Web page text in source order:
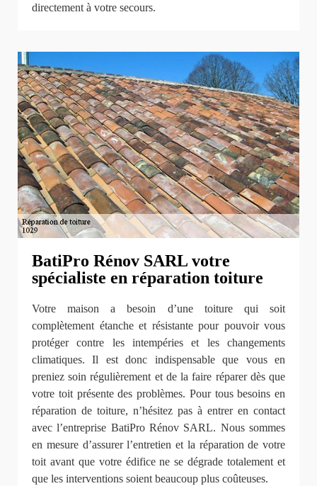
directement à votre secours.
BatiPro Rénov SARL votre
spécialiste en réparation toiture
Votre maison a besoin d’une toiture qui soit
complètement étanche et résistante pour pouvoir vous
protéger contre les intempéries et les changements
climatiques. Il est donc indispensable que vous en
preniez soin régulièrement et de la faire réparer dès que
votre toit présente des problèmes. Pour tous besoins en
réparation de toiture, n’hésitez pas à entrer en contact
avec l’entreprise BatiPro Rénov SARL. Nous sommes
en mesure d’assurer l’entretien et la réparation de votre
toit avant que votre édifice ne se dégrade totalement et
que les interventions soient beaucoup plus coûteuses.